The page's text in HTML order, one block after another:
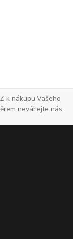
k nákupu Vašeho
neváhejte nás